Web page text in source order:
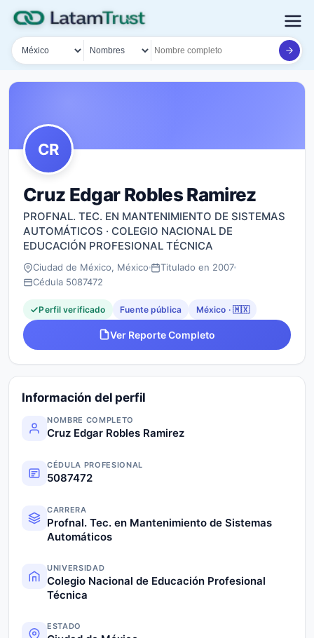
País
Tipo de búsqueda
Nombre o documento
CR
Cruz Edgar Robles Ramirez
PROFNAL. TEC. EN MANTENIMIENTO DE SISTEMAS
AUTOMÁTICOS · COLEGIO NACIONAL DE
EDUCACIÓN PROFESIONAL TÉCNICA
Ciudad de México, México
Titulado en 2007
Cédula 5087472
Perfil verificado Fuente pública México · 🇲🇽
Ver Reporte Completo
Información del perfil
NOMBRE COMPLETO
Cruz Edgar Robles Ramirez
CÉDULA PROFESIONAL
5087472
CARRERA
Profnal. Tec. en Mantenimiento de Sistemas
Automáticos
UNIVERSIDAD
Colegio Nacional de Educación Profesional
Técnica
ESTADO